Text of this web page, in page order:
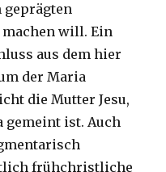
will. Ein
aus dem hier
der Maria
die Mutter Jesu,
gemeint ist. Auch
frühchristliche